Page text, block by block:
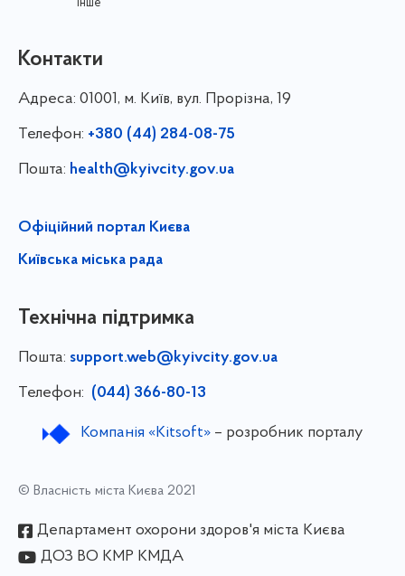
інше
Контакти
Адреса: 01001, м. Київ, вул. Прорізна, 19
Телефон: +380 (44) 284-08-75
Пошта: health@kyivcity.gov.ua
Офіційний портал Києва
Київська міська рада
Технічна підтримка
Пошта: support.web@kyivcity.gov.ua
Телефон: (044) 366-80-13
Компанія «Kitsoft»– розробник порталу
© Власність міста Києва 2021
Департамент охорони здоров'я міста Києва
ДОЗ ВО КМР КМДА